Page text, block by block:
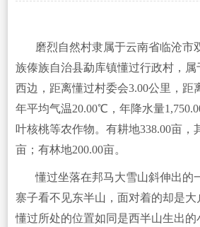
磨烈自然村隶属于云南省临沧市
族傣族自治县勐库镇懂过行政村，
西边，距离懂过村委会3.00公里，距
年平均气温20.00℃，年降水量
叶核桃等农作物。有耕地338.00亩，
亩；有林地200.00亩。
懂过坐落在邦马大雪山斜伸出的
寨子看不见东半山，面对着的却是大
懂过所处的位置如同是西半山生出的